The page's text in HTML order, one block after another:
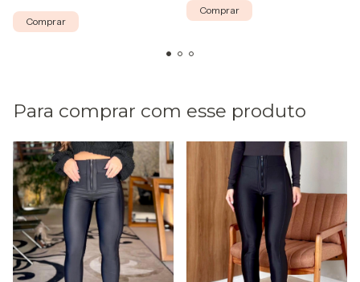
Comprar
Comprar
Para comprar com esse produto